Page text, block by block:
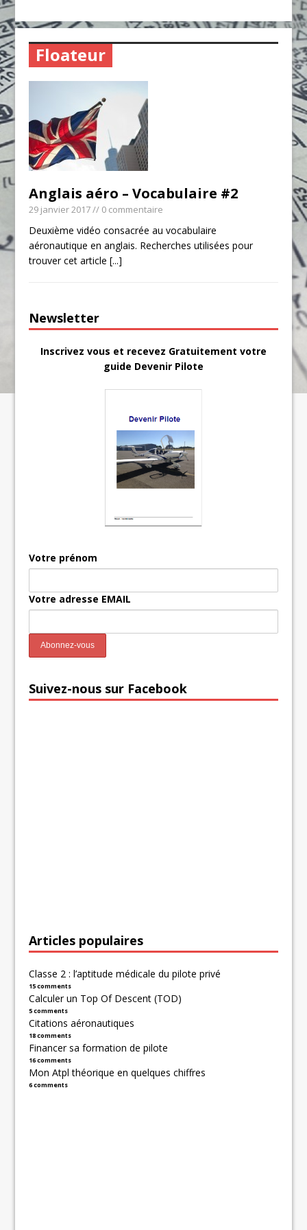
Floateur
Anglais aéro – Vocabulaire #2
29 janvier 2017// 0 commentaire
Deuxième vidéo consacrée au vocabulaire
aéronautique en anglais. Recherches utilisées pour
trouver cet article[...]
Newsletter
Inscrivez vous et recevez Gratuitement votre
guide Devenir Pilote
Votre prénom
Votre adresse EMAIL
Suivez-nous sur Facebook
Articles populaires
Classe 2 : l’aptitude médicale du pilote privé
15 comments
Calculer un Top Of Descent (TOD)
5 comments
Citations aéronautiques
18 comments
Financer sa formation de pilote
16 comments
Mon Atpl théorique en quelques chiffres
6 comments